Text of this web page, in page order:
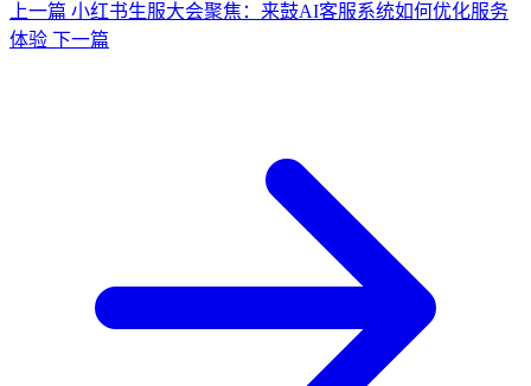
上一篇 小红书生服大会聚焦：来鼓AI客服系统如何优化服务
体验 下一篇